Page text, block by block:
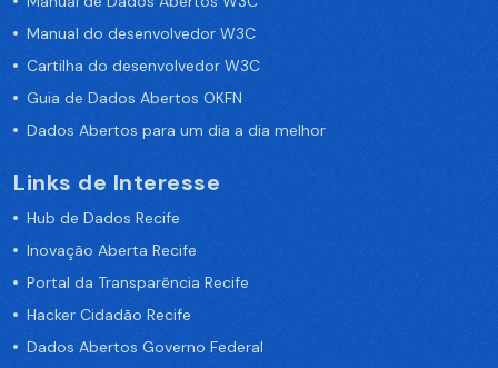
Manual do desenvolvedor W3C
Cartilha do desenvolvedor W3C
Guia de Dados Abertos OKFN
Dados Abertos para um dia a dia melhor
Links de Interesse
Hub de Dados Recife
Inovação Aberta Recife
Portal da Transparência Recife
Hacker Cidadão Recife
Dados Abertos Governo Federal